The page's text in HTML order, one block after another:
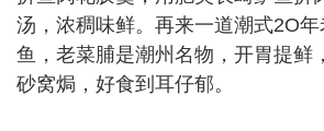
汤，浓稠味鲜。再来一道潮式2O
鱼，老菜脯是潮州名物，开胃提鲜
砂窝焗，好食到耳仔郁。